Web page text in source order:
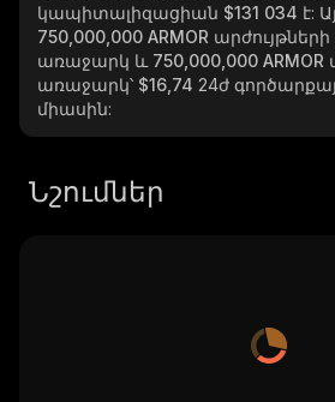
կապիտալիզացիան $131 034 է:
750,000,000 ARMOR
առաջարկ և 750,000,000 ARMOR
առաջարկ՝ $16,74 24ժ
միասին:
Նշումներ